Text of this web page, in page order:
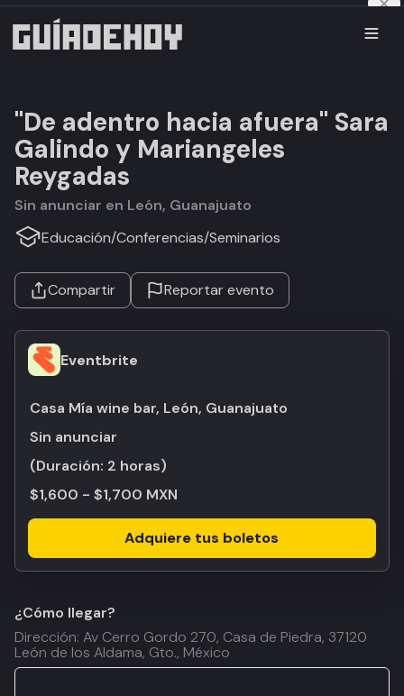
"De adentro hacia afuera" Sara
Galindo y Mariangeles
Reygadas
Sin anunciar en León, Guanajuato
Educación/Conferencias/Seminarios
Compartir Reportar evento
Eventbrite
Casa Mía wine bar, León, Guanajuato
Sin anunciar
(Duración: 2 horas)
$1,600 - $1,700 MXN
Adquiere tus boletos
¿Cómo llegar?
Dirección: Av Cerro Gordo 270, Casa de Piedra, 37120
León de los Aldama, Gto., México